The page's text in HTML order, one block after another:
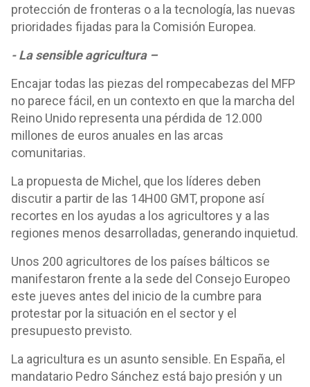
protección de fronteras o a la tecnología, las nuevas
prioridades fijadas para la Comisión Europea.
- La sensible agricultura –
Encajar todas las piezas del rompecabezas del MFP
no parece fácil, en un contexto en que la marcha del
Reino Unido representa una pérdida de 12.000
millones de euros anuales en las arcas
comunitarias.
La propuesta de Michel, que los líderes deben
discutir a partir de las 14H00 GMT, propone así
recortes en los ayudas a los agricultores y a las
regiones menos desarrolladas, generando inquietud.
Unos 200 agricultores de los países bálticos se
manifestaron frente a la sede del Consejo Europeo
este jueves antes del inicio de la cumbre para
protestar por la situación en el sector y el
presupuesto previsto.
La agricultura es un asunto sensible. En España, el
mandatario Pedro Sánchez está bajo presión y un